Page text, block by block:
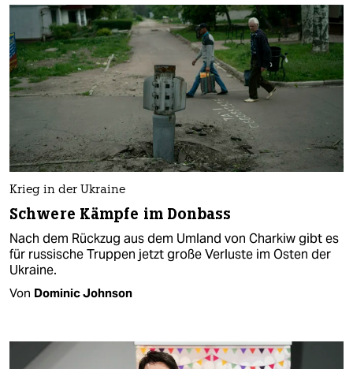
Krieg in der Ukraine
Schwere Kämpfe im Donbass
Nach dem Rückzug aus dem Umland von Charkiw gibt es
für russische Truppen jetzt große Verluste im Osten der
Ukraine.
Von Dominic Johnson